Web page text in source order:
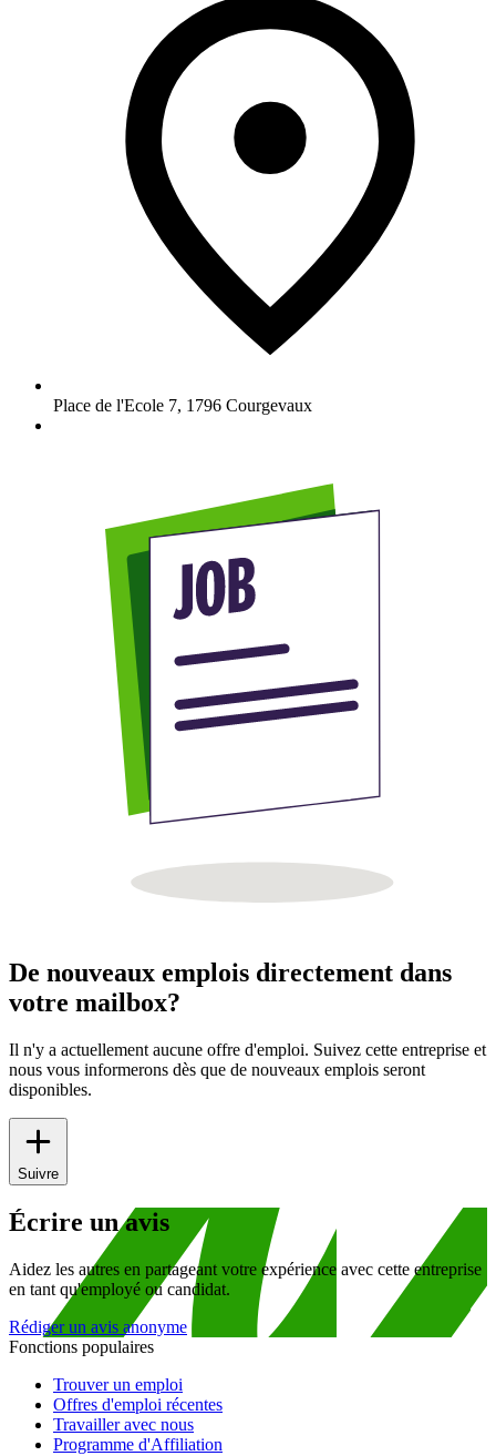
Place de l'Ecole 7, 1796 Courgevaux
De nouveaux emplois directement dans
votre mailbox?
Il n'y a actuellement aucune offre d'emploi. Suivez cette entreprise et
nous vous informerons dès que de nouveaux emplois seront
disponibles.
Suivre
Écrire un avis
Aidez les autres en partageant votre expérience avec cette entreprise
en tant qu'employé ou candidat.
Rédiger un avis anonyme
Fonctions populaires
Trouver un emploi
Offres d'emploi récentes
Travailler avec nous
Programme d'Affiliation